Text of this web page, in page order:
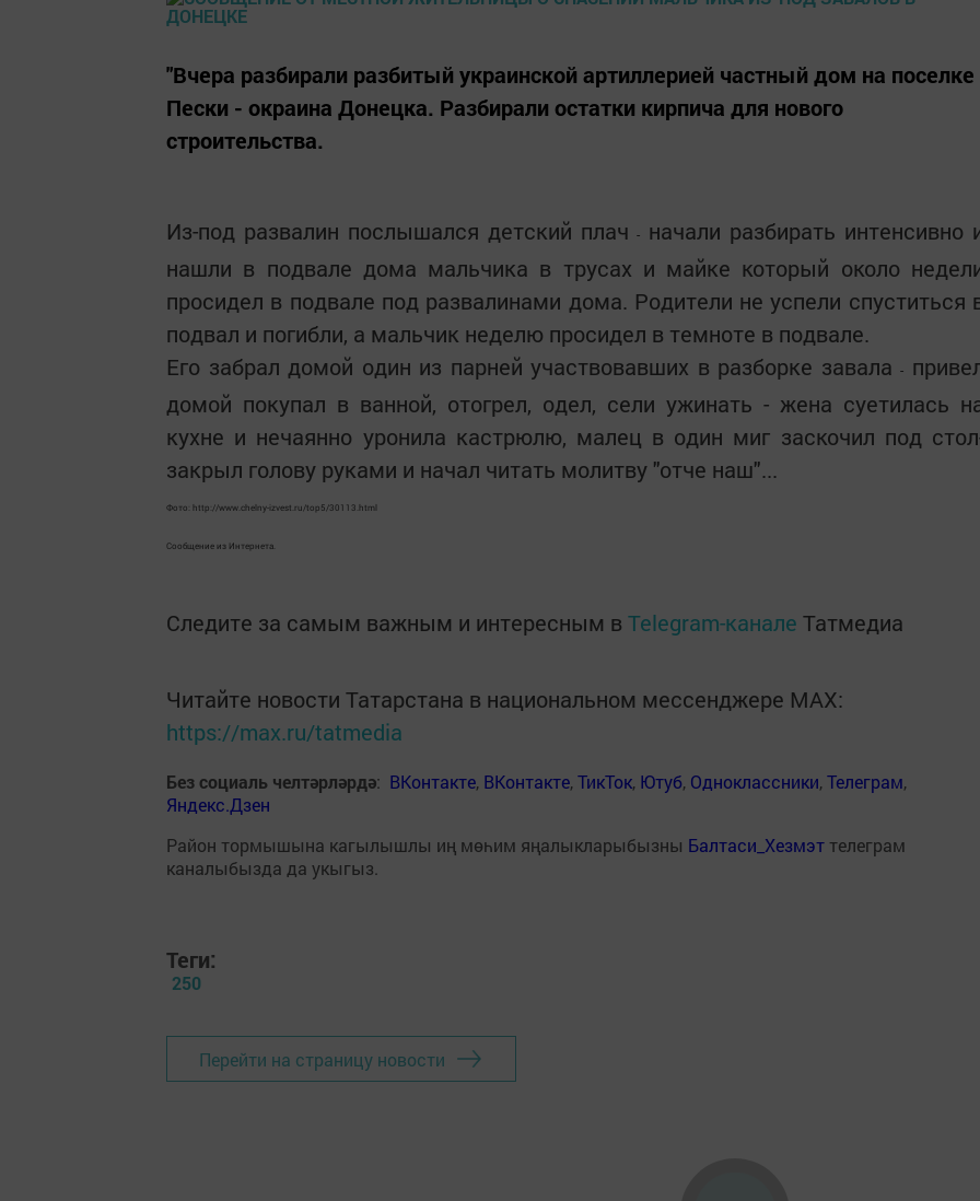
"Вчера разбирали разбитый украинской артиллерией частный дом на поселке
Пески - окраина Донецка. Разбирали остатки кирпича для нового
строительства.
Из-под развалин послышался детский плач- начали разбирать интенсивно
нашли в подвале дома мальчика в трусах и майке который около
просидел в подвале под развалинами дома. Родители не успели спуститься
подвал и погибли, а мальчик неделю просидел в темноте в подвале.
Его забрал домой один из парней участвовавших в разборке завала-
домой покупал в ванной, отогрел, одел, сели ужинать - жена суетилась
кухне и нечаянно уронила кастрюлю, малец в один миг заскочил под
закрыл голову руками и начал читать молитву "отче наш"...
Фото: http://www.chelny-izvest.ru/top5/30113.html
Сообщение из Интернета.
Следите за самым важным и интересным в Telegram-канале Татмедиа
Читайте новости Татарстана в национальном мессенджере MАХ:
https://max.ru/tatmedia
Без социаль челтәрләрдә: ВКонтакте, ВКонтакте,ТикТок, Ютуб, Одноклассники,Телеграм,
Яндекс.Дзен
Район тормышына кагылышлы иң мөһим яңалыкларыбызны Балтаси_Хезмэт телеграм
каналыбызда да укыгыз.
Теги:
250
Перейти на страницу новости